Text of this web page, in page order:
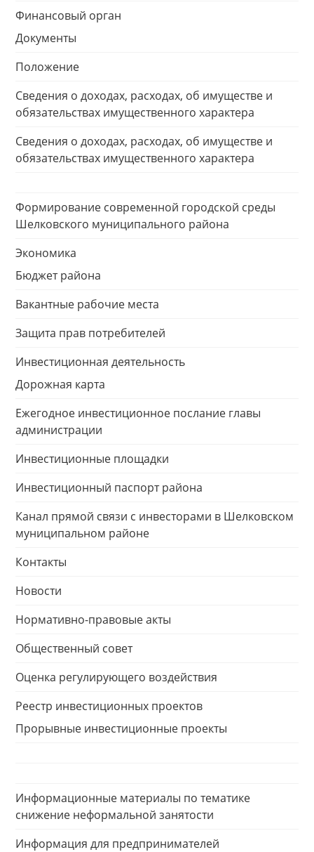
Финансовый орган
Документы
Положение
Сведения о доходах, расходах, об имуществе и
обязательствах имущественного характера
Сведения о доходах, расходах, об имуществе и
обязательствах имущественного характера
Формирование современной городской среды
Шелковского муниципального района
Экономика
Бюджет района
Вакантные рабочие места
Защита прав потребителей
Инвестиционная деятельность
Дорожная карта
Ежегодное инвестиционное послание главы
администрации
Инвестиционные площадки
Инвестиционный паспорт района
Канал прямой связи с инвесторами в Шелковском
муниципальном районе
Контакты
Новости
Нормативно-правовые акты
Общественный совет
Оценка регулирующего воздействия
Реестр инвестиционных проектов
Прорывные инвестиционные проекты
Информационные материалы по тематике
снижение неформальной занятости
Информация для предпринимателей